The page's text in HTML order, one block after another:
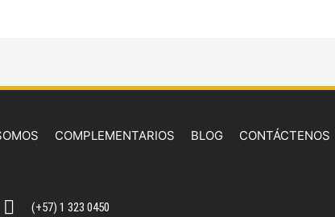
COMPLEMENTARIOS BLOG CONTÁCTENOS
(+57) 1 323 0450